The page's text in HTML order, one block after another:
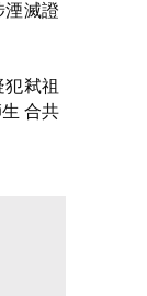
湮滅證
弒祖
合共